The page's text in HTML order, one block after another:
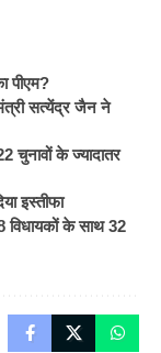
पीएम?
मंत्री सत्येंद्र जैन ने
के ज्यादातर
इस्तीफा
विधायकों के साथ 32